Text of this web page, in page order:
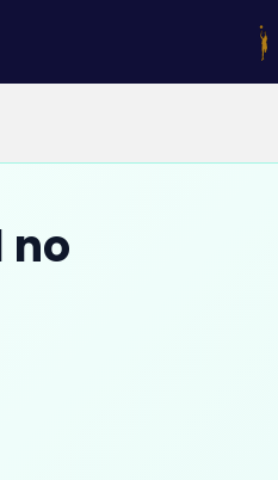
no